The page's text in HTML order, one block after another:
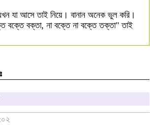
যা আসে তাই নিয়ে। বানান অনেক ভুল করি।
বক্তে বক্তা, না বক্তে না বক্তে তক্তা" তাই